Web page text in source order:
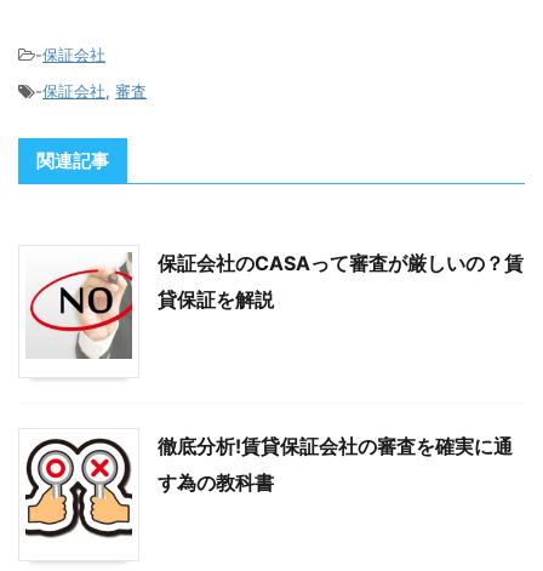
-保証会社
-保証会社, 審査
関連記事
保証会社のCASAって審査が厳しいの？賃
貸保証を解説
徹底分析!賃貸保証会社の審査を確実に通
す為の教科書